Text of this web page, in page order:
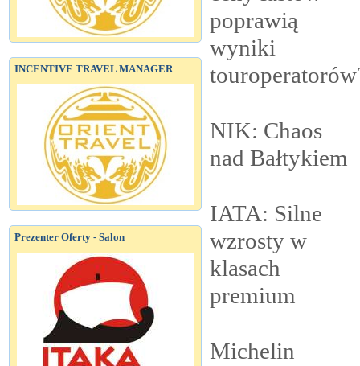
INCENTIVE TRAVEL MANAGER
Prezenter Oferty - Salon
poprawią
wyniki
NIK: Chaos
nad Bałtykiem
IATA: Silne
wzrosty w
klasach
premium
Michelin